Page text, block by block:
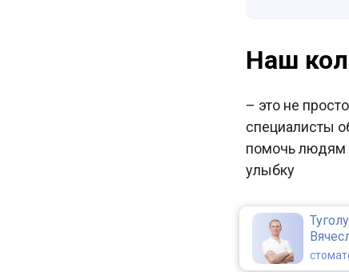
Наш
– это не
специалисты
помочь людям
улыбку